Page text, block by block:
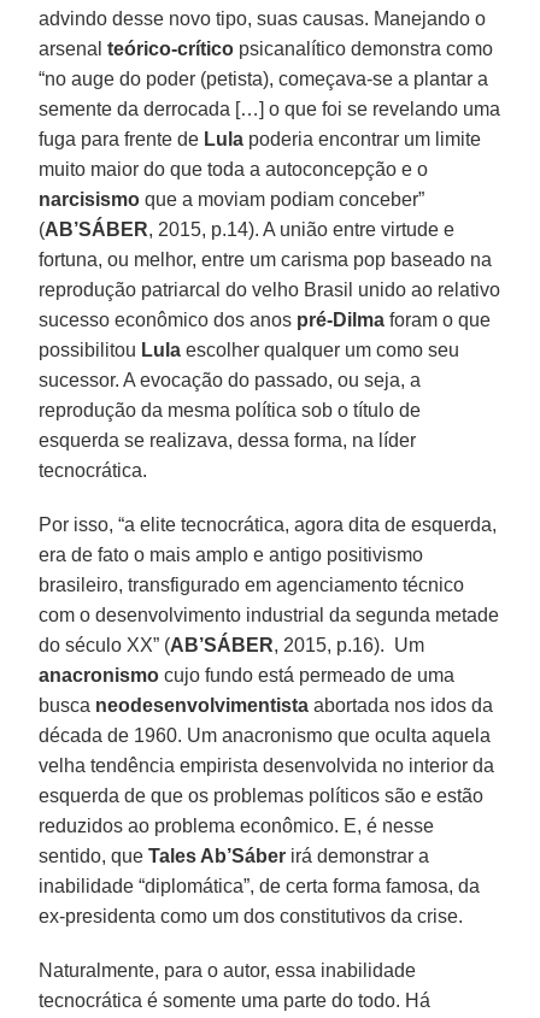
advindo desse novo tipo, suas causas. Manejando o
arsenalteórico-crítico psicanalítico demonstra como
“no auge do poder (petista), começava-se a plantar a
semente da derrocada […] o que foi se revelando uma
fuga para frente de Lula poderia encontrar um limite
muito maior do que toda a autoconcepção e o
narcisismo que a moviam podiam conceber”
(AB’SÁBER, 2015, p.14). A união entre virtude e
fortuna, ou melhor, entre um carisma pop baseado na
reprodução patriarcal do velho Brasil unido ao relativo
sucesso econômico dos anos pré-Dilma foram o que
possibilitou Lula escolher qualquer um como seu
sucessor. A evocação do passado, ou seja, a
reprodução da mesma política sob o título de
esquerda se realizava, dessa forma, na líder
tecnocrática.
Por isso, “a elite tecnocrática, agora dita de esquerda,
era de fato o mais amplo e antigo positivismo
brasileiro, transfigurado em agenciamento técnico
com o desenvolvimento industrial da segunda metade
do século XX” (AB’SÁBER, 2015, p.16). Um
anacronismo cujo fundo está permeado de uma
busca neodesenvolvimentista abortada nos idos da
década de 1960. Um anacronismo que oculta aquela
velha tendência empirista desenvolvida no interior da
esquerda de que os problemas políticos são e estão
reduzidos ao problema econômico. E, é nesse
sentido, queTales Ab’Sáber irá demonstrar a
inabilidade “diplomática”, de certa forma famosa, da
ex-presidenta como um dos constitutivos da crise.
Naturalmente, para o autor, essa inabilidade
tecnocrática é somente uma parte do todo. Há